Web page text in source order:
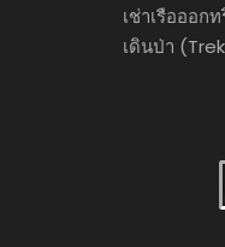
เช่าเรือออก
เดินป่า